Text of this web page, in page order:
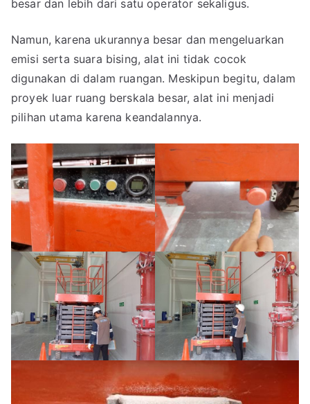
besar dan lebih dari satu operator sekaligus.
Namun, karena ukurannya besar dan mengeluarkan
emisi serta suara bising, alat ini tidak cocok
digunakan di dalam ruangan. Meskipun begitu, dalam
proyek luar ruang berskala besar, alat ini menjadi
pilihan utama karena keandalannya.